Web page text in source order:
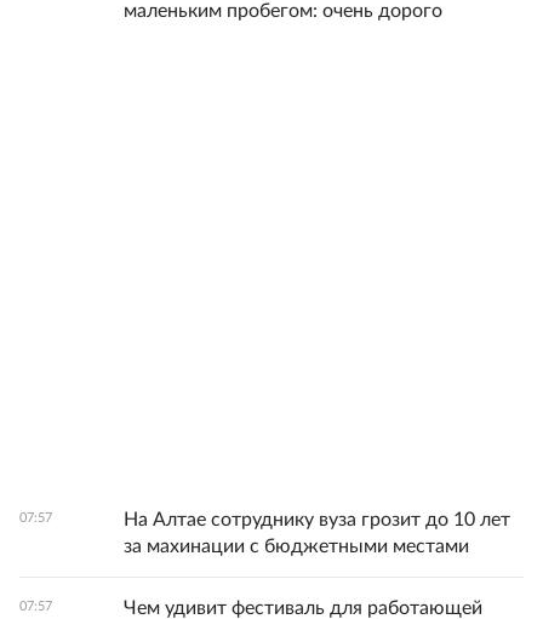
маленьким пробегом: очень дорого
07:57
На Алтае сотруднику вуза грозит до 10 лет
за махинации с бюджетными местами
07:57
Чем удивит фестиваль для работающей